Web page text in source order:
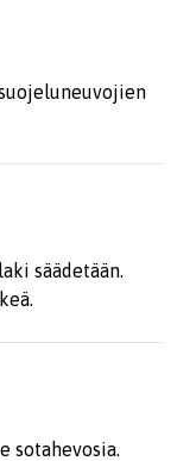
säädetään.
sotahevosia.